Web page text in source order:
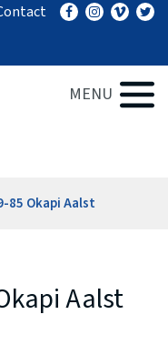
MENU
85 Okapi Aalst
Aalst